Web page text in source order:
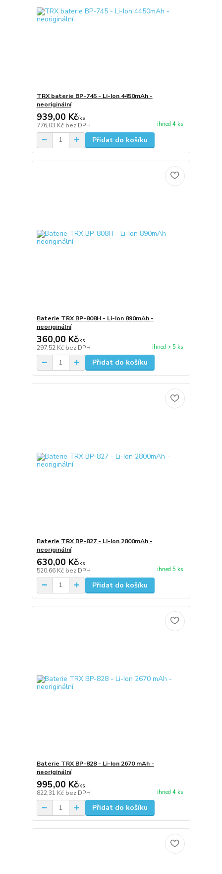
TRX baterie BP-745 - Li-Ion 4450mAh -
neoriginální
939,00 Kč/ks
776,03 Kč bez DPH ihned 4 ks
Přidat do košíku
Baterie TRX BP-808H - Li-Ion 890mAh -
neoriginální
360,00 Kč/ks
297,52 Kč bez DPH ihned > 5 ks
Přidat do košíku
Baterie TRX BP-827 - Li-Ion 2800mAh -
neoriginální
630,00 Kč/ks
520,66 Kč bez DPH ihned 5 ks
Přidat do košíku
Baterie TRX BP-828 - Li-Ion 2670 mAh -
neoriginální
995,00 Kč/ks
822,31 Kč bez DPH ihned 4 ks
Přidat do košíku